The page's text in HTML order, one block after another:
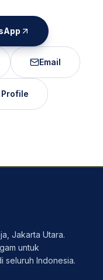
Email
Jakarta Utara.
untuk
seluruh Indonesia.